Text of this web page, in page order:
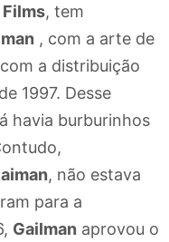
, tem
, com a arte de
a distribuição
1997. Desse
havia burburinhos
, não estava
para a
Gailman aprovou o